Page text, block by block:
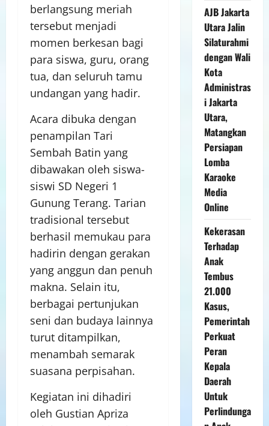
berlangsung meriah
tersebut menjadi
momen berkesan bagi
para siswa, guru, orang
tua, dan seluruh tamu
undangan yang hadir.
Acara dibuka dengan
penampilan Tari
Sembah Batin yang
dibawakan oleh siswa-
siswi SD Negeri 1
Gunung Terang. Tarian
tradisional tersebut
berhasil memukau para
hadirin dengan gerakan
yang anggun dan penuh
makna. Selain itu,
berbagai pertunjukan
seni dan budaya lainnya
turut ditampilkan,
menambah semarak
suasana perpisahan.
Kegiatan ini dihadiri
oleh Gustian Apriza
AJB Jakarta
Utara Jalin
Silaturahmi
dengan Wali
Kota
Administras
i Jakarta
Utara,
Matangkan
Persiapan
Lomba
Karaoke
Media
Online
Kekerasan
Terhadap
Anak
Tembus
21.000
Kasus,
Pemerintah
Perkuat
Peran
Kepala
Daerah
Untuk
Perlindunga